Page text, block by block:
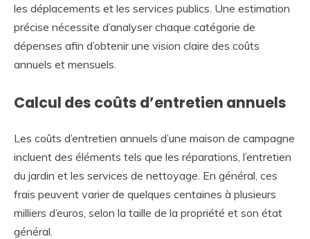
les déplacements et les services publics. Une estimation
précise nécessite d’analyser chaque catégorie de
dépenses afin d’obtenir une vision claire des coûts
annuels et mensuels.
Calcul des coûts d’entretien annuels
Les coûts d’entretien annuels d’une maison de campagne
incluent des éléments tels que les réparations, l’entretien
du jardin et les services de nettoyage. En général, ces
frais peuvent varier de quelques centaines à plusieurs
milliers d’euros, selon la taille de la propriété et son état
général.